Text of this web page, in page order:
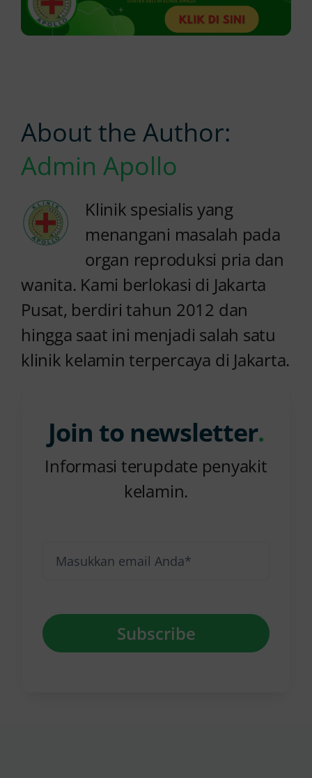
Join to newsletter.
Informasi terupdate penyakit
kelamin.
Subscribe
About the Author:
Admin Apollo
Klinik spesialis yang
menangani masalah pada
organ reproduksi pria dan
wanita. Kami berlokasi di Jakarta
Pusat, berdiri tahun 2012 dan
hingga saat ini menjadi salah satu
klinik kelamin terpercaya di Jakarta.